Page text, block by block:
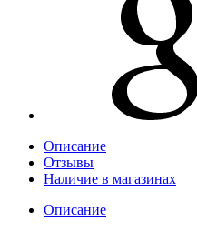
Описание
Отзывы
Наличие в магазинах
Описание